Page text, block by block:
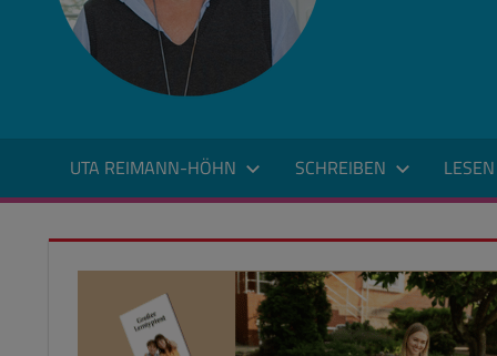
UTA REIMANN-HÖHN SCHREIBEN LESEN